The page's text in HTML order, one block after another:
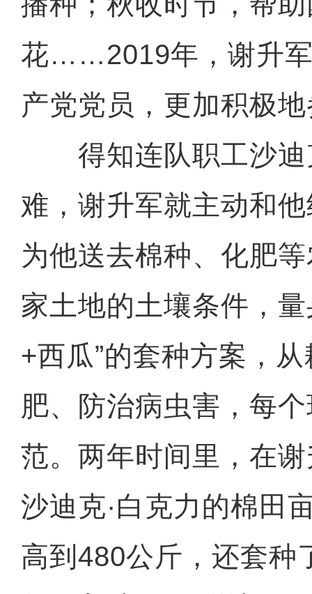
花……2019年，谢升
产党党员，更加积极
得知连队职工沙迪
难，谢升军就主动和
为他送去棉种、化肥
家土地的土壤条件，
+西瓜”的套种方案，
肥、防治病虫害，每
范。两年时间里，在
沙迪克·白克力的棉田
高到480公斤，还套种